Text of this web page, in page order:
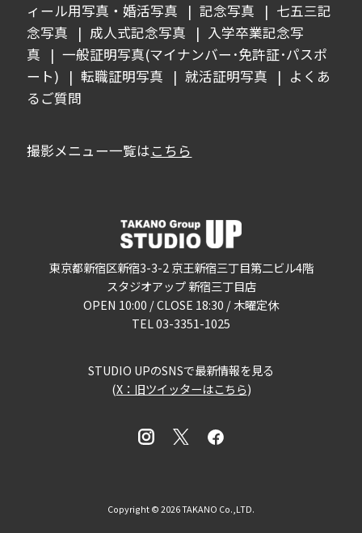
ィール用写真・婚活写真
記念写真
七五三記
念写真
成人式記念写真
入学卒業記念写
真
一般証明写真(マイナンバー･免許証･パスポ
ート)
転職証明写真 就活証明写真
よくあ
るご質問
撮影メニュー一覧はこちら
東京都新宿区新宿3-3-2 京王新宿三丁目第二ビル4階
スタジオアップ 新宿三丁目店
OPEN 10:00 / CLOSE 18:30 / 木曜定休
TEL 03-3351-1025
STUDIO UPのSNSで最新情報を見る
(X：旧ツイッターはこちら)
Copyright © 2026 TAKANO Co.,LTD.